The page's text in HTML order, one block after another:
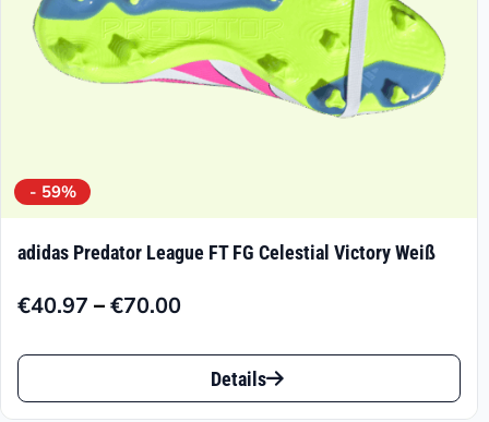
Produktseite
gewählt
- 59%
adidas Predator League FT FG Celestial Victory Weiß
€40.97 –€70.00
Preisspanne:
€40.97
€70.00
Dieses
Produkt
Details